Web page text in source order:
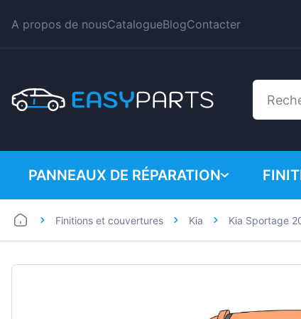
A propos de nousCatalogueBlogContacter
PANNEAUX DE RÉPARATION
Automobiles
Fiat
Finitions et couvertures Kia Kia Sportage